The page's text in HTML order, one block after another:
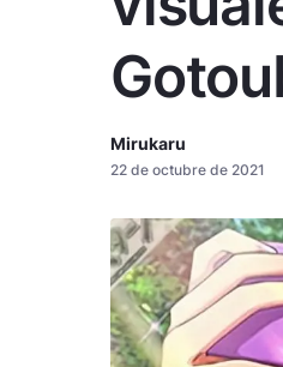
Mirukaru
22 de octubre de 2021